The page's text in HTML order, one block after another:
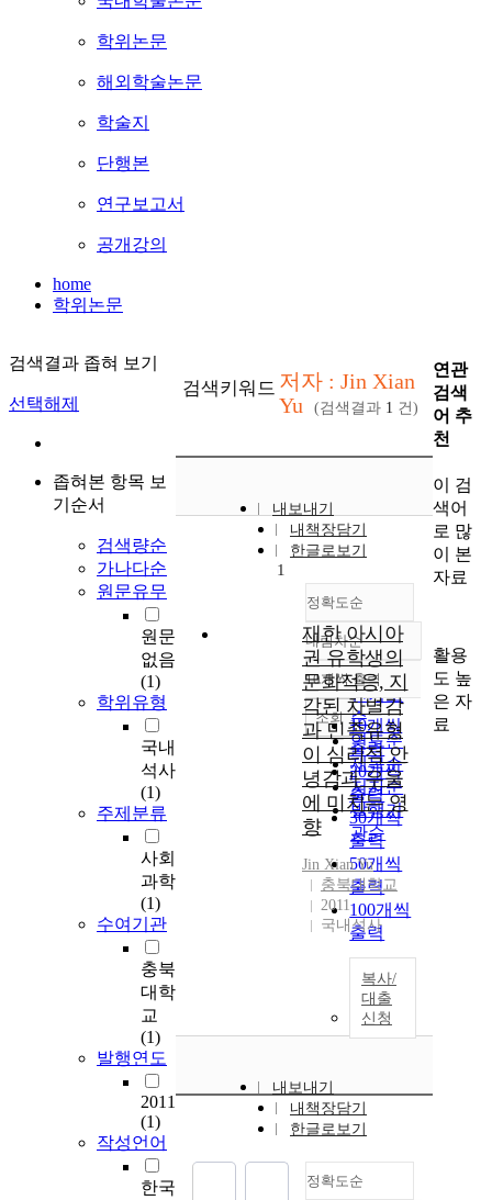
학위논문
해외학술논문
학술지
단행본
연구보고서
공개강의
home
학위논문
검색결과 좁혀 보기
선택해제
좁혀본 항목 보
기순서
검색량순
가나다순
원문유무
원문
없음
(1)
학위유형
국내
석사
(1)
주제분류
사회
과학
(1)
수여기관
충북
대학
교
(1)
발행연도
2011
(1)
작성언어
한국
검색키워드 저자 : Jin Xian
Yu
(검색결과 1 건)
내보내기
내책장담기
한글로보기
정확도순
정확도
순
인기도
순
연도순
제목순
저자순
발행기
관순
내림차순
내림차순
10개씩 출력
10개씩
출력
20개씩
출력
30개씩
출력
50개씩
출력
100개씩
출력
조회
1
재한 아시아
권 유학생의
문화적응, 지
각된 차별감
과 민족유형
이 심리적 안
녕감과 우울
에 미치는 영
향
Jin Xian Yu
충북대학교
2011
국내석사
복사/
대출
신청
내보내기
내책장담기
한글로보기
정확도순
연관
검색
어 추
천
이 검
색어
로 많
이 본
자료
활용
도 높
은 자
료